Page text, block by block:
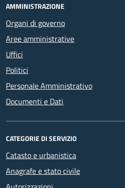
AMMINISTRAZIONE
Organi di governo
Aree amministrative
Uffici
Politici
Personale Amministrativo
Documenti e Dati
CATEGORIE DI SERVIZIO
Catasto e urbanistica
Anagrafe e stato civile